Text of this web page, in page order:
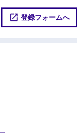
登録フォームへ